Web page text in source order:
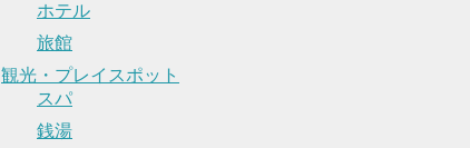
ホテル
旅館
観光・プレイスポット
スパ
銭湯